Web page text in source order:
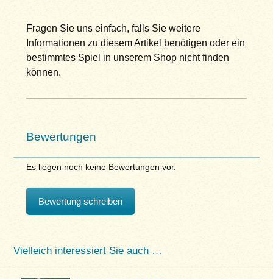
Fragen Sie uns einfach, falls Sie weitere
Informationen zu diesem Artikel benötigen oder ein
bestimmtes Spiel in unserem Shop nicht finden
können.
Bewertungen
Es liegen noch keine Bewertungen vor.
Bewertung schreiben
Vielleich interessiert Sie auch …